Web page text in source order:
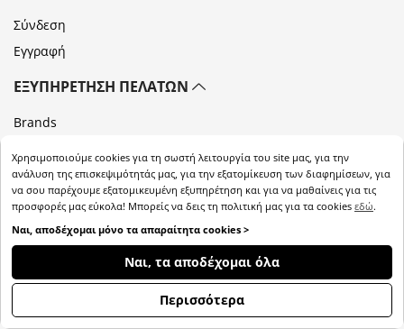
Σύνδεση
Εγγραφή
ΕΞΥΠΗΡΈΤΗΣΗ ΠΕΛΑΤΏΝ
Brands
Copyright 2026 pharmacymegastore.gr
Το online φαρμακείο PharmacyMegastore αποτελεί την ιδανική επιλογή
για τις καθημερινές σας αγορές. Άμεση διαθεσιμότητα προϊόντων,
ταχύτατες παραδόσεις, καταρτισμένο προσωπικό έτοιμο να λύσει την
οποιαδήποτε απορία σας. Βρείτε αντηλιακά, προϊόντα αδυνατίσματος,
pampers, προϊόντα φαρμακείου, βρεφικά και παιδικά προϊόντα,
συμπληρώματα διατροφής, μακιγιάζ και προϊόντα ομορφιάς ανάμεσα σε
Χρησιμοποιούμε cookies για τη σωστή λειτουργία του site μας, για την
ανάλυση της επισκεψιμότητάς μας, για την εξατομίκευση των διαφημίσεων, για
να σου παρέχουμε εξατομικευμένη εξυπηρέτηση και για να μαθαίνεις για τις
προσφορές μας εύκολα! Μπορείς να δεις τη πολιτική μας για τα cookies εδώ.
Ναι, αποδέχομαι μόνο τα απαραίτητα cookies >
Ναι, τα αποδέχομαι όλα
Περισσότερα